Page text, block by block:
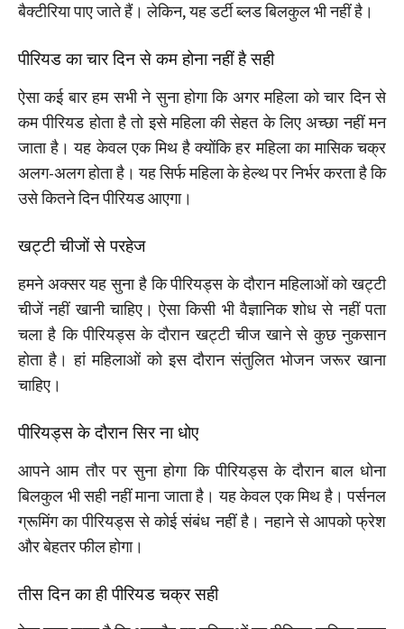
बैक्टीरिया पाए जाते हैं। लेकिन, यह डर्टी ब्‍लड बिलकुल भी नहीं है।
पीरियड का चार दिन से कम होना नहीं है सही
ऐसा कई बार हम सभी ने सुना होगा कि अगर महिला को चार दिन से
कम पीरियड होता है तो इसे महिला की सेहत के लिए अच्छा नहीं मन
जाता है। यह केवल एक मिथ है क्योंकि हर महिला का मासिक चक्र
अलग-अलग होता है। यह सिर्फ महिला के हेल्थ पर निर्भर करता है कि
उसे कितने दिन पीरियड आएगा।
खट्टी चीजों से परहेज
हमने अक्सर यह सुना है कि पीरियड्स के दौरान महिलाओं को खट्टी
चीजें नहीं खानी चाहिए। ऐसा किसी भी वैज्ञानिक शोध से नहीं पता
चला है कि पीरियड्स के दौरान खट्टी चीज खाने से कुछ नुकसान
होता है। हां महिलाओं को इस दौरान संतुलित भोजन जरूर खाना
चाहिए।
पीरियड्स के दौरान सिर ना धोए
आपने आम तौर पर सुना होगा कि पीरियड्स के दौरान बाल धोना
बिलकुल भी सही नहीं माना जाता है। यह केवल एक मिथ है। पर्सनल
ग्रूमिंग का पीरियड्स से कोई संबंध नहीं है। नहाने से आपको फ्रेश
और बेहतर फील होगा।
तीस दिन का ही पीरियड चक्र सही